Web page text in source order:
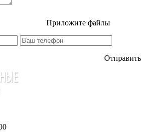
Приложите файлы
Отправить